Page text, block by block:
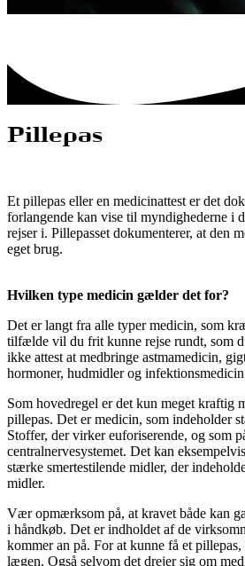
Pillepas
Et pillepas eller en medicinattest er det
forlangende kan vise til myndighederne i
rejser i. Pillepasset dokumenterer, at den
eget brug.
Hvilken type medicin gælder det for?
Det er langt fra alle typer medicin, som
tilfælde vil du frit kunne rejse rundt, som
ikke attest at medbringe astmamedicin,
hormoner, hudmidler og
Som hovedregel er det kun meget kraftig
pillepas. Det er medicin, som indeholder
Stoffer, der virker euforiserende, og som
centralnervesystemet. Det kan
stærke smertestilende midler, der
midler.
Vær opmærksom på, at kravet både kan
i håndkøb. Det er indholdet af de
kommer an på. For at kunne få et
lægen. Også selvom det drejer sig om